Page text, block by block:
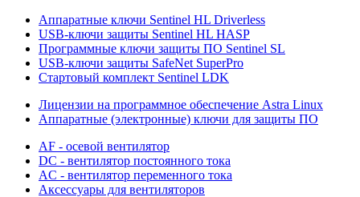
Аппаратные ключи Sentinel HL Driverless
USB-ключи защиты Sentinel HL HASP
Программные ключи защиты ПО Sentinel SL
USB-ключи защиты SafeNet SuperPro
Стартовый комплект Sentinel LDK
Лицензии на программное обеспечение Astra Linux
Аппаратные (электронные) ключи для защиты ПО
AF - осевой вентилятор
DC - вентилятор постоянного тока
AC - вентилятор переменного тока
Аксессуары для вентиляторов